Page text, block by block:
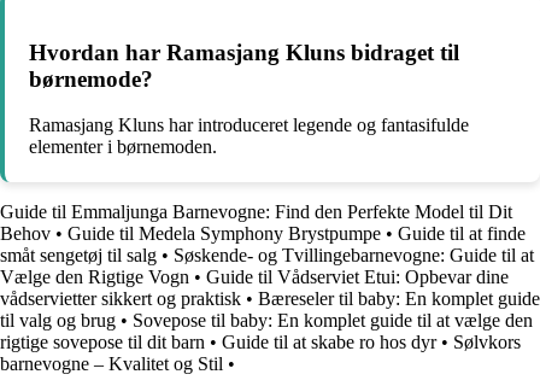
Hvordan har Ramasjang Kluns bidraget til
børnemode?
Ramasjang Kluns har introduceret legende og fantasifulde
elementer i børnemoden.
Guide til Emmaljunga Barnevogne: Find den Perfekte Model til Dit
Behov • Guide til Medela Symphony Brystpumpe • Guide til at finde
småt sengetøj til salg • Søskende- og Tvillingebarnevogne: Guide til at
Vælge den Rigtige Vogn • Guide til Vådserviet Etui: Opbevar dine
vådservietter sikkert og praktisk • Bæreseler til baby: En komplet guide
til valg og brug • Sovepose til baby: En komplet guide til at vælge den
rigtige sovepose til dit barn • Guide til at skabe ro hos dyr• Sølvkors
barnevogne – Kvalitet og Stil •